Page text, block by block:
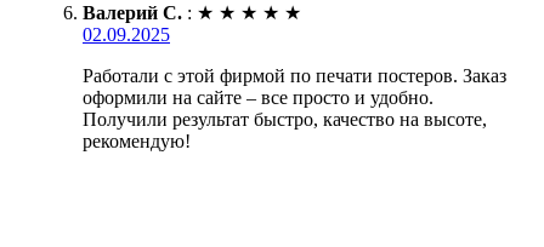
Валерий С. : ★ ★ ★ ★ ★
02.09.2025
Работали с этой фирмой по печати постеров. Заказ
оформили на сайте – все просто и удобно.
Получили результат быстро, качество на высоте,
рекомендую!